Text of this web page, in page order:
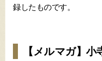
録したものです。
【メルマガ】